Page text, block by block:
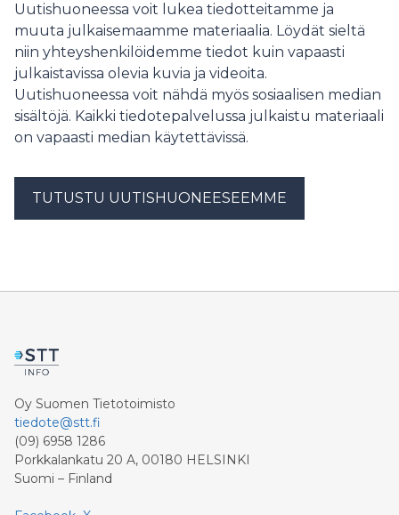
Uutishuoneessa voit lukea tiedotteitamme ja
muuta julkaisemaamme materiaalia. Löydät sieltä
niin yhteyshenkilöidemme tiedot kuin vapaasti
julkaistavissa olevia kuvia ja videoita.
Uutishuoneessa voit nähdä myös sosiaalisen median
sisältöjä. Kaikki tiedotepalvelussa julkaistu materiaali
on vapaasti median käytettävissä.
TUTUSTU UUTISHUONEESEEMME
Oy Suomen Tietotoimisto
tiedote@stt.fi
(09) 6958 1286
Porkkalankatu 20 A, 00180 HELSINKI
Suomi – Finland